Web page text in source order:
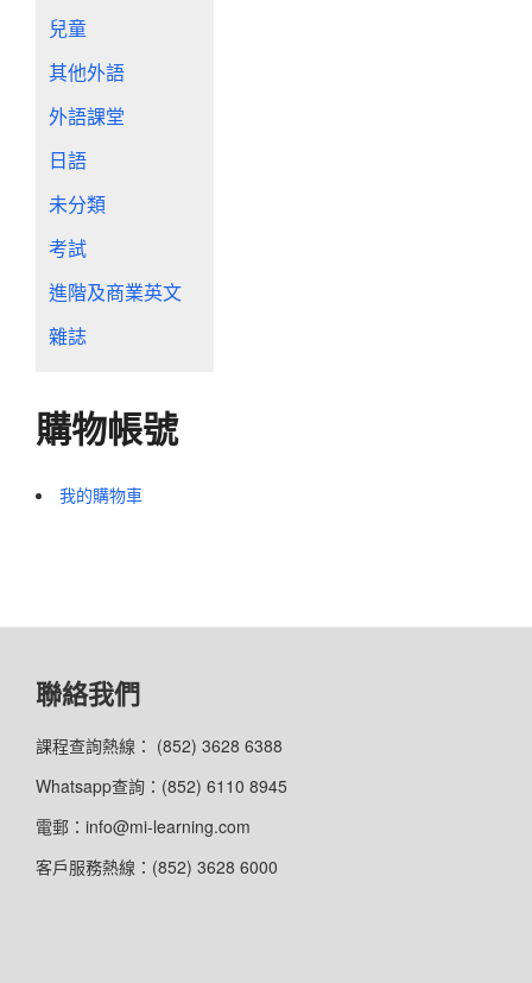
兒童
其他外語
外語課堂
日語
未分類
考試
進階及商業英文
雜誌
購物帳號
我的購物車
聯絡我們
課程查詢熱線： (852) 3628 6388
Whatsapp查詢：(852) 6110 8945
電郵：info@mi-learning.com
客戶服務熱線：(852) 3628 6000